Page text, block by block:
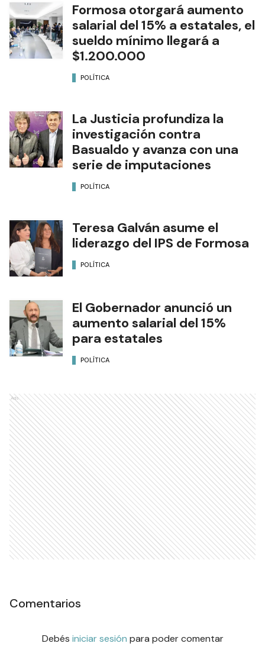
Formosa otorgará aumento
salarial del 15% a estatales, el
sueldo mínimo llegará a
$1.200.000
POLÍTICA
La Justicia profundiza la
investigación contra
Basualdo y avanza con una
serie de imputaciones
POLÍTICA
Teresa Galván asume el
liderazgo del IPS de Formosa
POLÍTICA
El Gobernador anunció un
aumento salarial del 15%
para estatales
POLÍTICA
Ads
Comentarios
Debés iniciar sesión para poder comentar